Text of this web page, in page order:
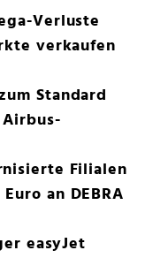
Verluste
verkaufen
Standard
Filialen
an DEBRA
easyJet